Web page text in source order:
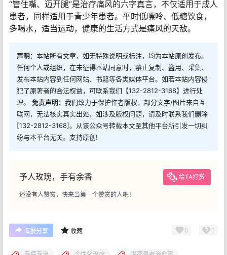
一段距离等。减少看电视、玩游戏、使用电脑等静态活动
时间（每天累计不超过2小时）。
量，以白开水为佳，但应注意避免喝果糖饮料或含酒精类
饮品。
“管住嘴、迈开腿”是治疗痛风的六字真言，不仅适用于成人
患者，同样适用于青少年患者。平时低嘌呤、低糖饮食，
多喝水，适当运动，健康的生活方式是痛风的天敌。
声明：本站所有文章，如无特殊说明或标注，均为本站原创发布。
犯了原著者的合法权益，可联系我们【132-2812-3168】进行处
理。 免责声明： 我们致力于保护作者版权，部分文字/图片来自互
联网，无法核实真实出处，如涉及版权问题，请及时联系我们删除